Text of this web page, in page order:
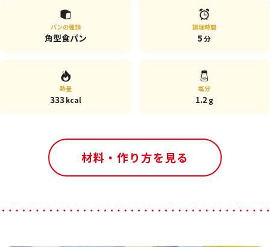
パンの種類
角型食パン
調理時間
5 分
熱量
333kcal
塩分
1.2g
材料・作り方を見る